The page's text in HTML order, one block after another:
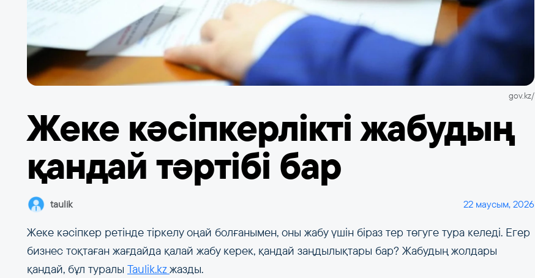
gov.kz/
Жеке кәсіпкерлікті жабудың
қандай тәртібі бар
taulik 22 маусым, 2026
Жеке кәсіпкер ретінде тіркелу оңай болғанымен, оны жабу үшін біраз тер төгуге тура келеді. Егер
бизнес тоқтаған жағдайда қалай жабу керек, қандай заңдылықтары бар? Жабудың жолдары
қандай, бұл туралы Taulik.kzжазды.